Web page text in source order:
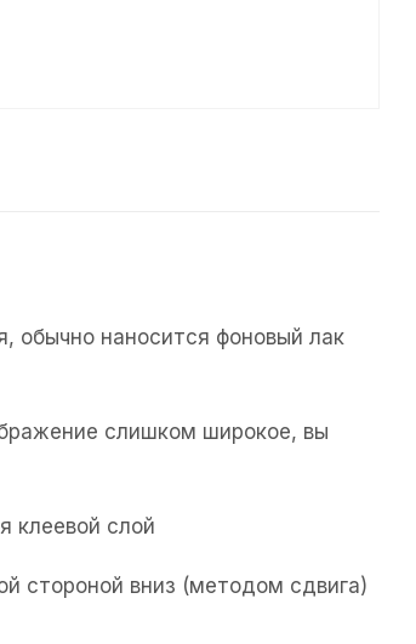
обычно наносится фоновый лак
слишком широкое, вы
клеевой слой
стороной вниз (методом сдвига)